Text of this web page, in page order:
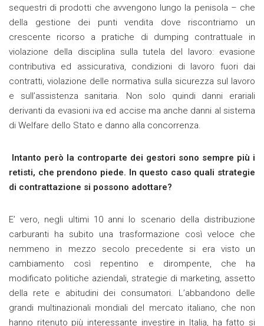
sequestri di prodotti che avvengono lungo la penisola – che
della gestione dei punti vendita dove riscontriamo un
crescente ricorso a pratiche di dumping contrattuale in
violazione della disciplina sulla tutela del lavoro: evasione
contributiva ed assicurativa, condizioni di lavoro fuori dai
contratti, violazione delle normativa sulla sicurezza sul lavoro
e sull’assistenza sanitaria. Non solo quindi danni erariali
derivanti da evasioni iva ed accise ma anche danni al sistema
di Welfare dello Stato e danno alla concorrenza.
Intanto però la controparte dei gestori sono sempre più i
retisti, che prendono piede. In questo caso quali strategie
di contrattazione si possono adottare?
E’ vero, negli ultimi 10 anni lo scenario della distribuzione
carburanti ha subito una trasformazione così veloce che
nemmeno in mezzo secolo precedente si era visto un
cambiamento così repentino e dirompente, che ha
modificato politiche aziendali, strategie di marketing, assetto
della rete e abitudini dei consumatori. L’abbandono delle
grandi multinazionali mondiali del mercato italiano, che non
hanno ritenuto più interessante investire in Italia, ha fatto si